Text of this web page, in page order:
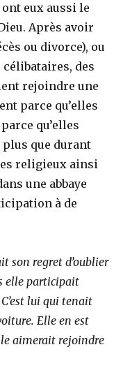
eux aussi le
Après avoir
ou divorce), ou
célibataires, des
rejoindre une
parce qu’elles
qu’elles
que durant
religieux ainsi
une abbaye
à de
son regret d’oublier
elle participait
lui qui tenait
Elle en est
aimerait rejoindre